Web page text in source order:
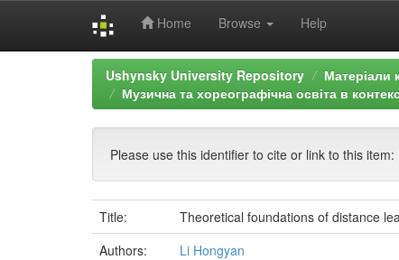
Home Browse Help
Ushynsky University Repository Матеріали
Музична та хореографічна освіта в
Please use this identifier to cite or link to this item:
Title:
Theoretical foundations of distance
Authors:
Li Hongyan